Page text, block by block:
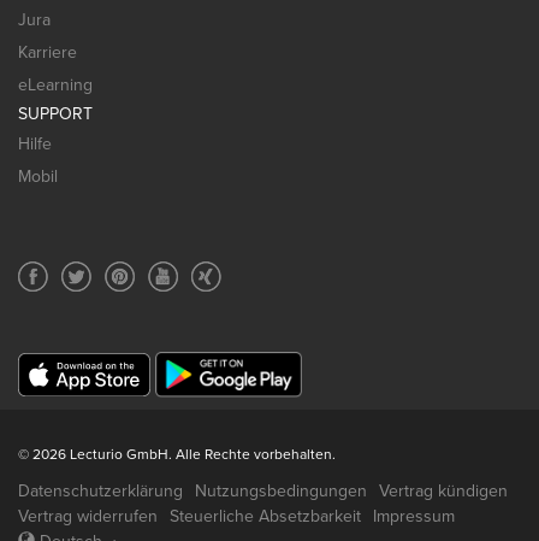
Jura
Karriere
eLearning
SUPPORT
Hilfe
Mobil
© 2026 Lecturio GmbH. Alle Rechte vorbehalten.
Datenschutzerklärung Nutzungsbedingungen
Vertrag kündigen
Vertrag widerrufen
Steuerliche Absetzbarkeit
Impressum